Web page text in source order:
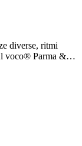
diverse, ritmi
voco® Parma &…